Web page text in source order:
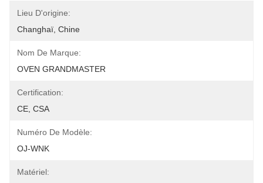
Lieu D'origine:
Changhaï, Chine
Nom De Marque:
OVEN GRANDMASTER
Certification:
CE, CSA
Numéro De Modèle:
OJ-WNK
Matériel: